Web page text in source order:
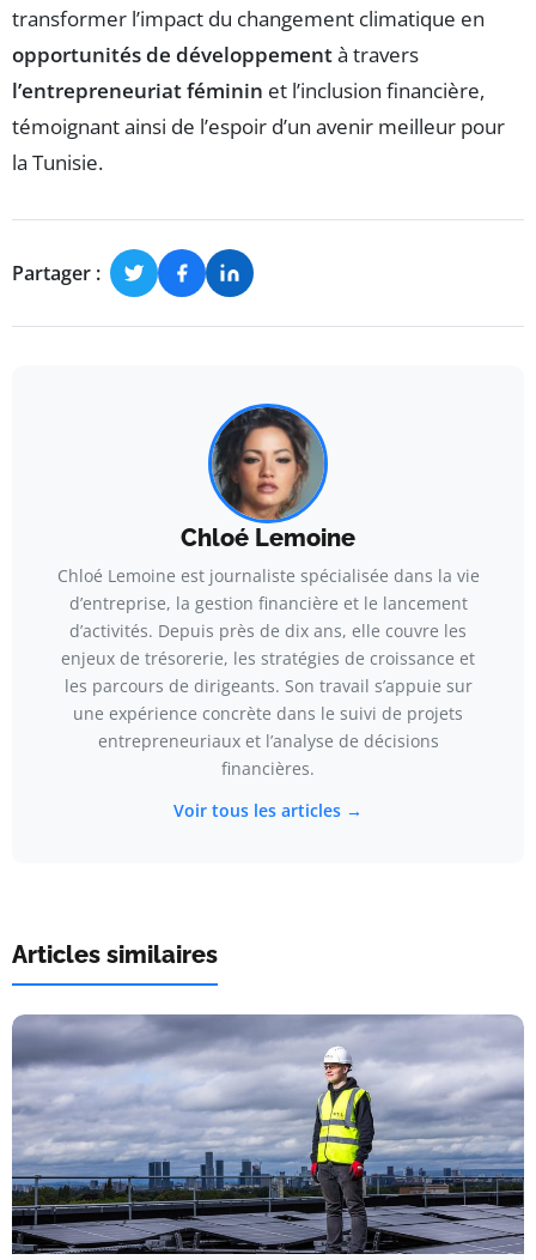
transformer l’impact du changement climatique en
opportunités de développementà travers
l’entrepreneuriat féminin et l’inclusion financière,
témoignant ainsi de l’espoir d’un avenir meilleur pour
la Tunisie.
Partager :
Chloé Lemoine
Chloé Lemoine est journaliste spécialisée dans la vie
d’entreprise, la gestion financière et le lancement
d’activités. Depuis près de dix ans, elle couvre les
enjeux de trésorerie, les stratégies de croissance et
les parcours de dirigeants. Son travail s’appuie sur
une expérience concrète dans le suivi de projets
entrepreneuriaux et l’analyse de décisions
financières.
Voir tous les articles →
Articles similaires